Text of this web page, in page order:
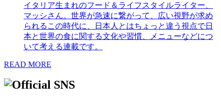
イタリア生まれのフード＆ライフスタイルライター、
マッシさん。世界が急速に繋がって、広い視野が求め
られるこの時代に、日本人とはちょっと違う視点で日
本と世界の食に関する文化や習慣、メニューなどにつ
いて考える連載です。
READ MORE